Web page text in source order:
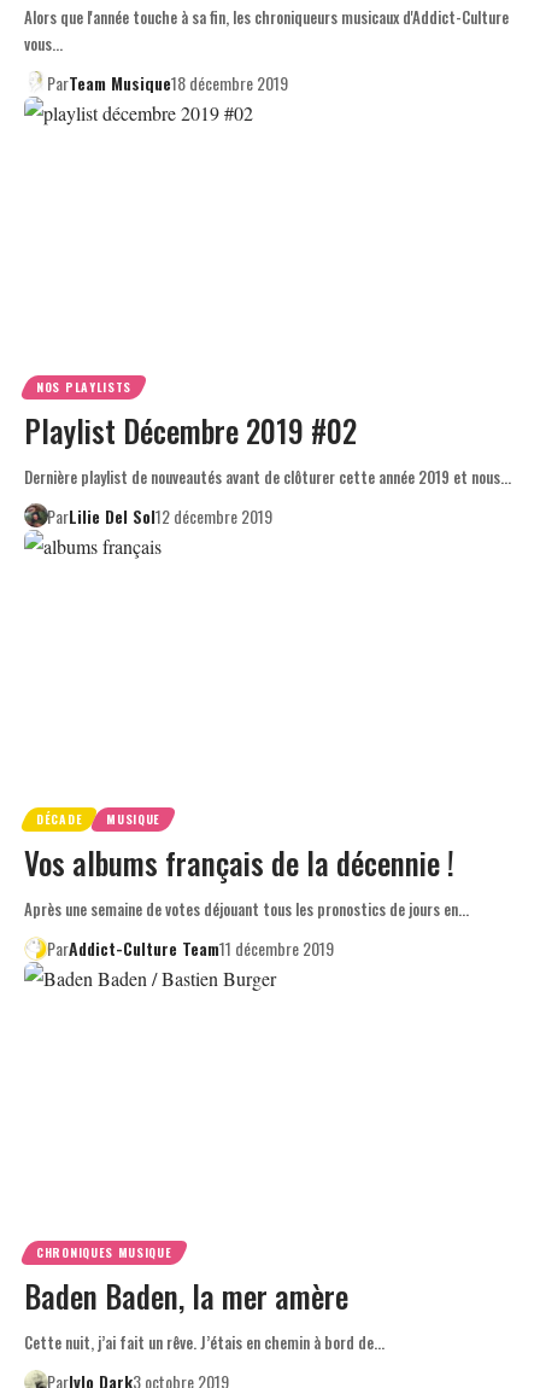
Alors que l'année touche à sa fin, les chroniqueurs musicaux d'Addict-Culture
vous…
ParTeam Musique18 décembre 2019
NOS PLAYLISTS
Playlist Décembre 2019 #02
Dernière playlist de nouveautés avant de clôturer cette année 2019 et nous…
ParLilie Del Sol12 décembre 2019
DÉCADE MUSIQUE
Vos albums français de la décennie !
Après une semaine de votes déjouant tous les pronostics de jours en…
ParAddict-Culture Team11 décembre 2019
CHRONIQUES MUSIQUE
Baden Baden, la mer amère
Cette nuit, j’ai fait un rêve. J’étais en chemin à bord de…
ParIvlo Dark3 octobre 2019